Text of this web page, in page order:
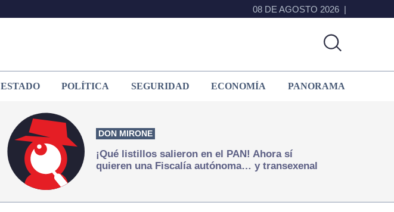
08 DE AGOSTO 2026
ESTADO POLÍTICA SEGURIDAD ECONOMÍA PANORAMA
DON MIRONE
¡Qué listillos salieron en el PAN! Ahora sí
quieren una Fiscalía autónoma… y transexenal